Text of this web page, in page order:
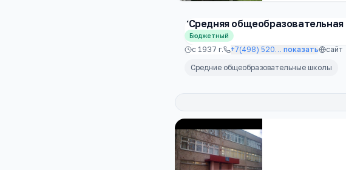
"Средняя
Бюджетный
с 1937 г. +7(498) 520… показать
сайт
Средние общеобразовательные школы